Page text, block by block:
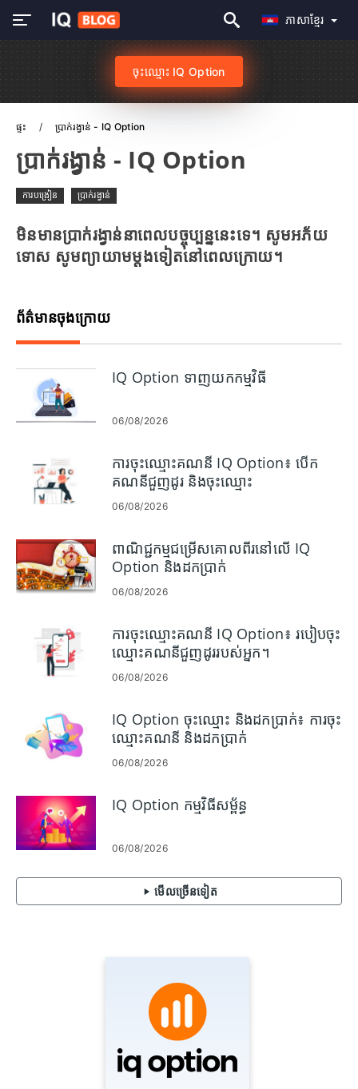
ភាសាខ្មែរ
ចុះឈ្មោះ IQ Option
ផ្ទះ ប្រាក់រង្វាន់ - IQ Option
ប្រាក់រង្វាន់ - IQ Option
ការបង្រៀន ប្រាក់រង្វាន់
មិនមានប្រាក់រង្វាន់នាពេលបច្ចុប្បន្ននេះទេ។ សូមអភ័យ
ទោស សូមព្យាយាមម្តងទៀតនៅពេលក្រោយ។
ព័ត៌មានចុងក្រោយ
IQ Option ទាញយកកម្មវិធី
06/08/2026
ការចុះឈ្មោះគណនី IQ Option៖ បើក
គណនីជួញដូរ និងចុះឈ្មោះ
06/08/2026
ពាណិជ្ជកម្មជម្រើសគោលពីរនៅលើ IQ
Option និងដកប្រាក់
06/08/2026
ការចុះឈ្មោះគណនី IQ Option៖ របៀបចុះ
ឈ្មោះគណនីជួញដូររបស់អ្នក។
06/08/2026
IQ Option ចុះឈ្មោះ និងដកប្រាក់៖ ការចុះ
ឈ្មោះគណនី និងដកប្រាក់
06/08/2026
IQ Option កម្មវិធីសម្ព័ន្ធ
06/08/2026
មើល​ច្រើន​ទៀត